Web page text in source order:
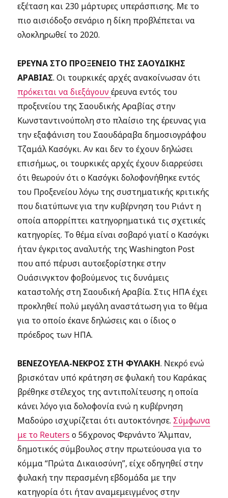
εξέταση και 230 μάρτυρες υπεράσπισης. Με το
πιο αισιόδοξο σενάριο η δίκη προβλέπεται να
ολοκληρωθεί το 2020.
ΕΡΕΥΝΑ ΣΤΟ ΠΡΟΞΕΝΕΙΟ ΤΗΣ ΣΑΟΥΔΙΚΗΣ
ΑΡΑΒΙΑΣ. Οι τουρκικές αρχές ανακοίνωσαν ότι
πρόκειται να διεξάγουνέρευνα εντός του
προξενείου της Σαουδικής Αραβίας στην
Κωνσταντινούπολη στο πλαίσιο της έρευνας για
την εξαφάνιση του Σαουδάραβα δημοσιογράφου
Τζαμάλ Κασόγκι. Αν και δεν το έχουν δηλώσει
επισήμως, οι τουρκικές αρχές έχουν διαρρεύσει
ότι θεωρούν ότι ο Κασόγκι δολοφονήθηκε εντός
του Προξενείου λόγω της συστηματικής κριτικής
που διατύπωνε για την κυβέρνηση του Ριάντ η
οποία απορρίπτει κατηγορηματικά τις σχετικές
κατηγορίες. Το θέμα είναι σοβαρό γιατί ο Κασόγκι
ήταν έγκριτος αναλυτής της Washington Post
που από πέρυσι αυτοεξορίστηκε στην
Ουάσινγκτον φοβούμενος τις δυνάμεις
καταστολής στη Σαουδική Αραβία. Στις ΗΠΑ έχει
προκληθεί πολύ μεγάλη αναστάτωση για το θέμα
για το οποίο έκανε δηλώσεις και ο ίδιος ο
πρόεδρος των ΗΠΑ.
ΒΕΝΕΖΟΥΕΛΑ-ΝΕΚΡΟΣ ΣΤΗ ΦΥΛΑΚΗ. Νεκρό ενώ
βρισκόταν υπό κράτηση σε φυλακή του Καράκας
βρέθηκε στέλεχος της αντιπολίτευσης η οποία
κάνει λόγο για δολοφονία ενώ η κυβέρνηση
Μαδούρο ισχυρίζεται ότι αυτοκτόνησε. Σύμφωνα
με το Reuters o 56χρονος Φερνάντο Άλμπαν,
δημοτικός σύμβουλος στην πρωτεύουσα για το
κόμμα “Πρώτα Δικαιοσύνη”, είχε οδηγηθεί στην
φυλακή την περασμένη εβδομάδα με την
κατηγορία ότι ήταν αναμεμειγμένος στην